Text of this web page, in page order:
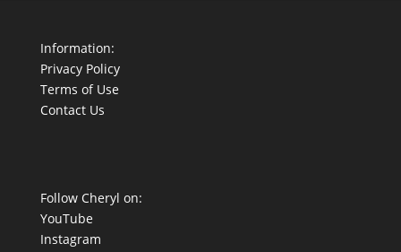
Information:
Privacy Policy
Terms of Use
Contact Us
Follow Cheryl on:
YouTube
Instagram